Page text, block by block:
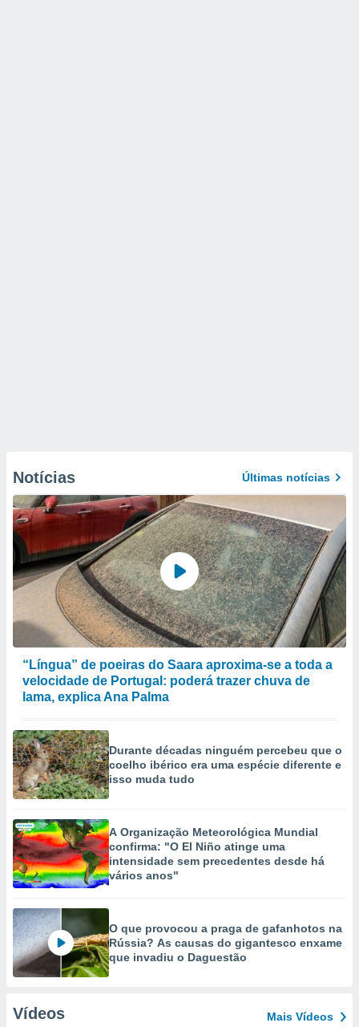
Notícias Últimas notícias
“Língua” de poeiras do Saara aproxima-se a toda a
velocidade de Portugal: poderá trazer chuva de
lama, explica Ana Palma
Durante décadas ninguém percebeu que o
coelho ibérico era uma espécie diferente e
isso muda tudo
A Organização Meteorológica Mundial
confirma: "O El Niño atinge uma
intensidade sem precedentes desde há
vários anos"
O que provocou a praga de gafanhotos na
Rússia? As causas do gigantesco enxame
que invadiu o Daguestão
Vídeos Mais Vídeos